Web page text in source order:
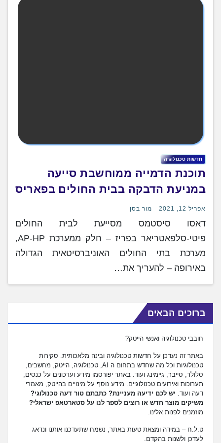
חדשות טכנולוגיה
תוכנת הדמייה ממוחשבת סייעה
במניעת הדבקה בבית החולים בפאריס
אפריל 12, 2021 מור בסן
דאסו סיסטמס מסייעת לבית החולים
פיטי-סלפאטריאר בפריז – חלק ממערכת AP‑HP,
מערכת בתי החולים האוניברסיטאית הגדולה
באירופה – להעריך את…
ברוכים הבאים
חובבי טכנולוגיה ואנשי הייטק?
באתר זה נעדכן על חדשות טכנולוגיה ובינה מלאכותית. סקירות
טכנולוגיות וכל מה שחדש בתחום ה AI, טכנולוגיה, הייטק, מחשבים,
סלולר, סייבר, גיימינג ועוד. באתר יפורסמו מידע ועדכונים על כנסים,
תערוכות ואירועים טכנולוגיים. מידע נוסף על מינויים בהייטק, מאמרי
דעה ועוד. יש לכם ידיעה מעניינת? כתבתם טור דעה טכנולוגי?
משיקים מוצר חדש או רוצים לספר לנו על סטארטאפ ישראלי?
מוזמנים לפנות אלינו.
ט.ל.ח – במידה ומצאת טעות באתר, נשמח שתעדכנו אותנו ונדאג
לעדכן ולשנות בהקדם.